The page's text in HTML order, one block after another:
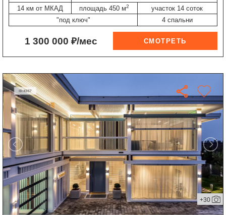
14 км от МКАД
площадь 450 м2
участок 14 соток
"под ключ"
4 спальни
1 300 000 ₽/мес
+30